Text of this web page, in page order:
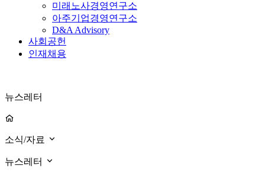
미래노사경영연구소
아주기업경영연구소
D&A Advisory
사회공헌
인재채용
뉴스레터
소식/자료
뉴스레터